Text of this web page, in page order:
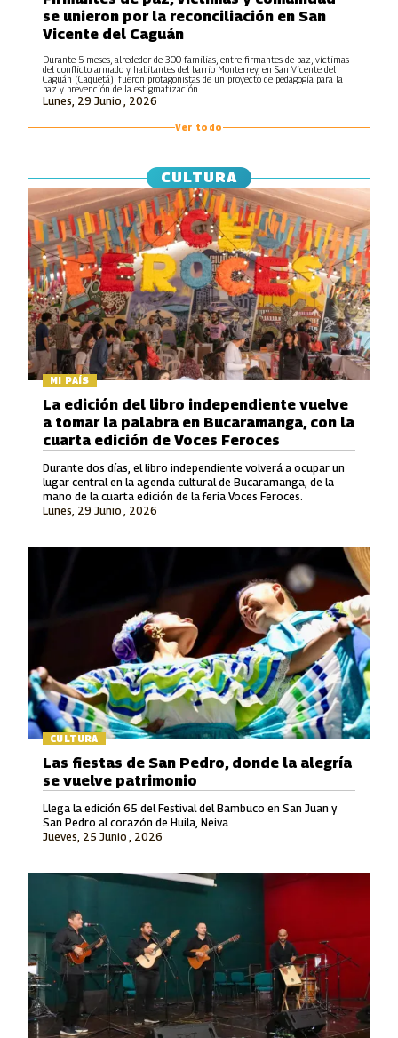
Lunes, 29 Junio , 2026
se unieron por la reconciliación en San
Vicente del Caguán
Durante 5 meses, alrededor de 300 familias, entre firmantes de paz, víctimas
del conflicto armado y habitantes del barrio Monterrey, en San Vicente del
Caguán (Caquetá), fueron protagonistas de un proyecto de pedagogía para la
paz y prevención de la estigmatización.
Ver todo
CULTURA
MI PAÍS
Durante dos días, el libro independiente volverá a ocupar un
lugar central en la agenda cultural de Bucaramanga, de la
mano de la cuarta edición de la feria Voces Feroces.
Lunes, 29 Junio , 2026
La edición del libro independiente vuelve
a tomar la palabra en Bucaramanga, con la
cuarta edición de Voces Feroces
CULTURA
Jueves, 25 Junio , 2026
Las fiestas de San Pedro, donde la alegría
se vuelve patrimonio
Llega la edición 65 del Festival del Bambuco en San Juan y
San Pedro al corazón de Huila, Neiva.